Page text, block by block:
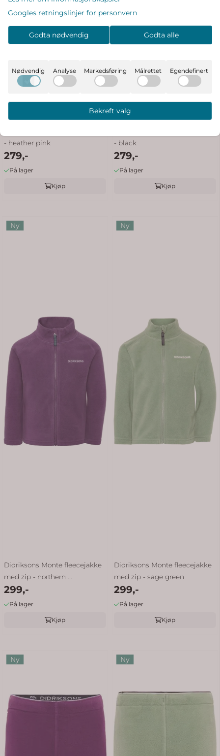
- heather pink
279,-
På lager
Kjøp
- black
279,-
På lager
Kjøp
Ny
Didriksons Monte fleecejakke
med zip - northern ...
299,-
På lager
Kjøp
Ny
Didriksons Monte fleecejakke
med zip - sage green
299,-
På lager
Kjøp
Ny Ny
Googles retningslinjer for personvern
Godta nødvendig Godta alle
Nødvendig Analyse Markedsføring Målrettet Egendefinert
Bekreft valg